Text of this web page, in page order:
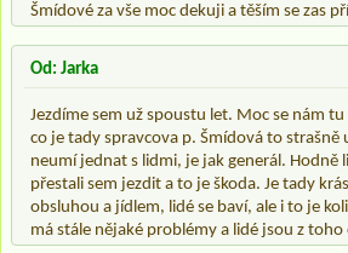
Šmídové za vše moc dekuji a těším se zas
Od: Jarka
Jezdíme sem už spoustu let. Moc se nám
co je tady spravcova p. Šmídová to strašně
neumí jednat s lidmi, je jak generál. Hodně
přestali sem jezdit a to je škoda. Je tady
obsluhou a jídlem, lidé se baví, ale i to je
má stále nějaké problémy a lidé jsou z